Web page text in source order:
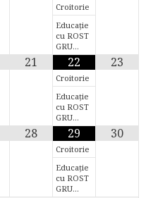
Croitorie
Educație
cu ROST
GRU…
21 22
Croitorie
Educație
cu ROST
GRU…
23
28 29
Croitorie
Educație
cu ROST
GRU…
30